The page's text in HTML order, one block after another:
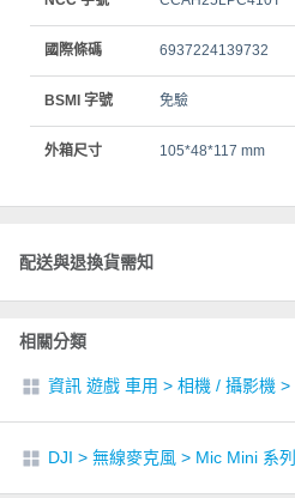
國際條碼 6937224139732
BSMI 字號 免驗
外箱尺寸 105*48*117 mm
配送與退換貨需知
相關分類
資訊 遊戲 車用 > 相機 / 攝影機 >
DJI > 無線麥克風 > Mic Mini 系列